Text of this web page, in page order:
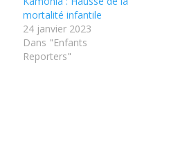
mortalité infantile
24 janvier 2023
Dans "Enfants
Reporters"